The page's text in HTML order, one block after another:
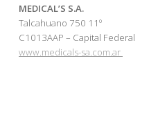
MEDICAL’S S.A.
Talcahuano 750 11º
C1013AAP – Capital Federal
www.medicals-sa.com.ar